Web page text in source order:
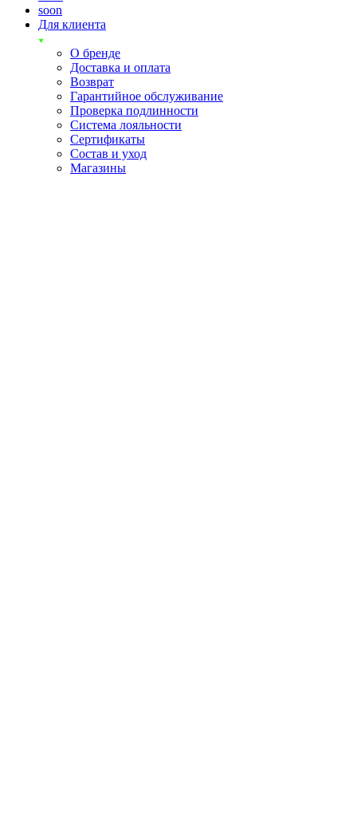
soon
Для клиента
О бренде
Доставка и оплата
Возврат
Гарантийное обслуживание
Проверка подлинности
Система лояльности
Сертификаты
Состав и уход
Магазины